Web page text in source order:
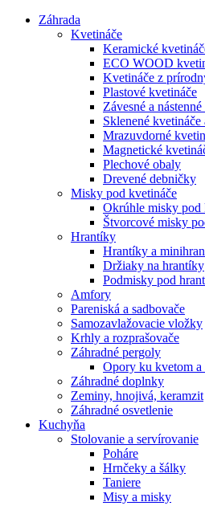
Záhrada
Kvetináče
Keramické
ECO WOOD
Kvetináče z
Plastové kvetináče
Závesné a
Sklenené kvetináče
Mrazuvdorné
Magnetické
Plechové obaly
Drevené debničky
Misky pod kvetináče
Okrúhle misky pod
Štvorcové misky
Hrantíky
Hrantíky a
Držiaky na hrantíky
Podmisky pod
Amfory
Pareniská a sadbovače
Samozavlažovacie vložky
Krhly a rozprašovače
Záhradné pergoly
Opory ku kvetom a
Záhradné doplnky
Zeminy, hnojivá, keramzit
Záhradné osvetlenie
Kuchyňa
Stolovanie a servírovanie
Poháre
Hrnčeky a šálky
Taniere
Misy a misky